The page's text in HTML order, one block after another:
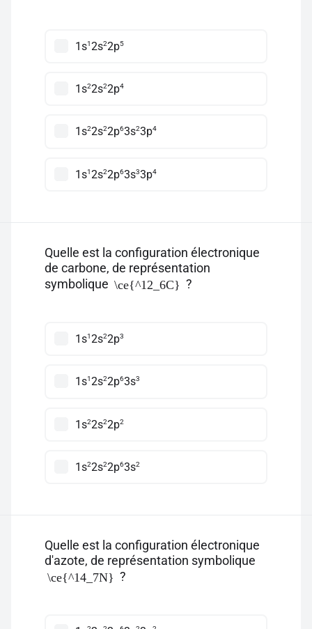
1s12s22p5
1s22s22p4
1s22s22p63s23p4
1s12s22p63s33p4
Quelle est la configuration électronique
de carbone, de représentation
symbolique \ce{^12_6C} ?
1s12s22p3
1s12s22p63s3
1s22s22p2
1s22s22p63s2
Quelle est la configuration électronique
d'azote, de représentation symbolique
\ce{^14_7N} ?